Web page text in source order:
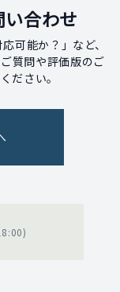
い合わせ
可能か？」など、
質問や評価版のご
ださい。